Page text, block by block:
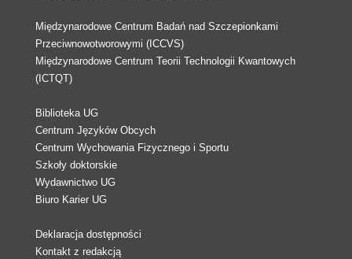
Międzynarodowe Centrum Badań nad Szczepionkami
Przeciwnowotworowymi (ICCVS)
Międzynarodowe Centrum Teorii Technologii Kwantowych
(ICTQT)
Biblioteka UG
Centrum Języków Obcych
Centrum Wychowania Fizycznego i Sportu
Szkoły doktorskie
Wydawnictwo UG
Biuro Karier UG
Deklaracja dostępności
Kontakt z redakcją